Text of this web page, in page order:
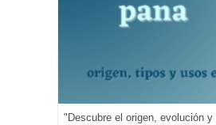
"Descubre el origen, evolución